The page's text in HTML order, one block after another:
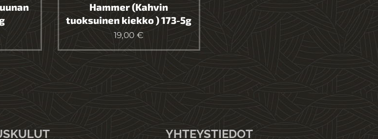
Hammer (Kahvin
tuoksuinen kiekko ) 173-5g
19,00 €
YHTEYSTIEDOT